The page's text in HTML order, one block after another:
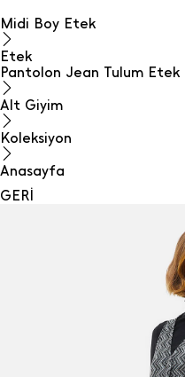
Midi Boy Etek
Etek
Pantolon Jean Tulum Etek
Alt Giyim
Koleksiyon
Anasayfa
GERİ